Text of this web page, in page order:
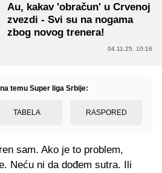
Au, kakav 'obračun' u Crvenoj
zvezdi - Svi su na nogama
zbog novog trenera!
04.11.25. 10:16
temu Super liga Srbije:
TABELA RASPORED
sam. Ako je to problem,
Neću ni da dođem sutra. Ili